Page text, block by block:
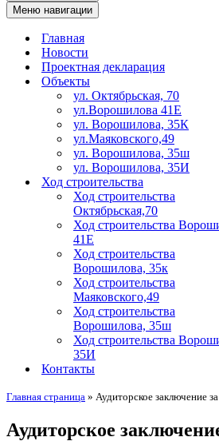
Меню навигации
Главная
Новости
Проектная декларация
Объекты
ул. Октябрьская, 70
ул.Ворошилова 41Е
ул. Ворошилова, 35К
ул.Маяковского,49
ул. Ворошилова, 35ш
ул. Ворошилова, 35И
Ход строительства
Ход строительства
Октябрьская,70
Ход строительства
41Е
Ход строительства
Ворошилова, 35к
Ход строительства
Маяковского,49
Ход строительства
Ворошилова, 35ш
Ход строительства
35И
Контакты
Главная страница » Аудиторское заключение
Аудиторское